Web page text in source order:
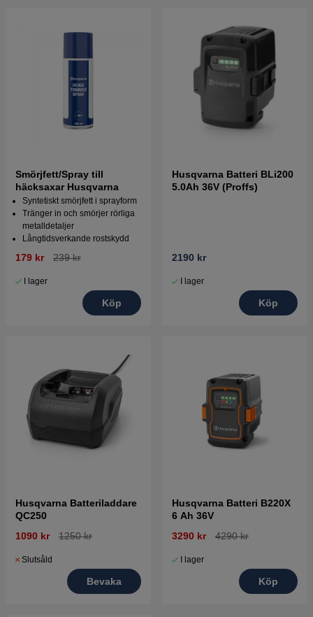
Smörjfett/Spray till
häcksaxar Husqvarna
Syntetiskt smörjfett i sprayform
Tränger in och smörjer rörliga
metalldetaljer
Långtidsverkande rostskydd
179 kr 239 kr
I lager
Köp
Husqvarna Batteri BLi200
5.0Ah 36V (Proffs)
2190 kr
I lager
Köp
Husqvarna Batteriladdare
QC250
1090 kr
1250 kr
Slutsåld
Bevaka
Husqvarna Batteri B220X
6 Ah 36V
3290 kr
4290 kr
I lager
Köp